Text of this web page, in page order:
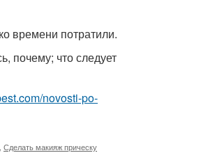
времени потратили.
почему; что следует
novosti-po-
Сделать макияж прическу